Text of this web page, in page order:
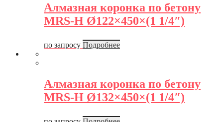
Алмазная коронка по бетону
MRS-H Ø122×450×(1 1/4″)
по запросу Подробнее
Алмазная коронка по бетону
MRS-H Ø132×450×(1 1/4″)